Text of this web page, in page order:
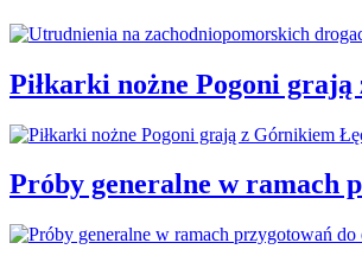
Piłkarki nożne Pogoni
Próby generalne w ramach